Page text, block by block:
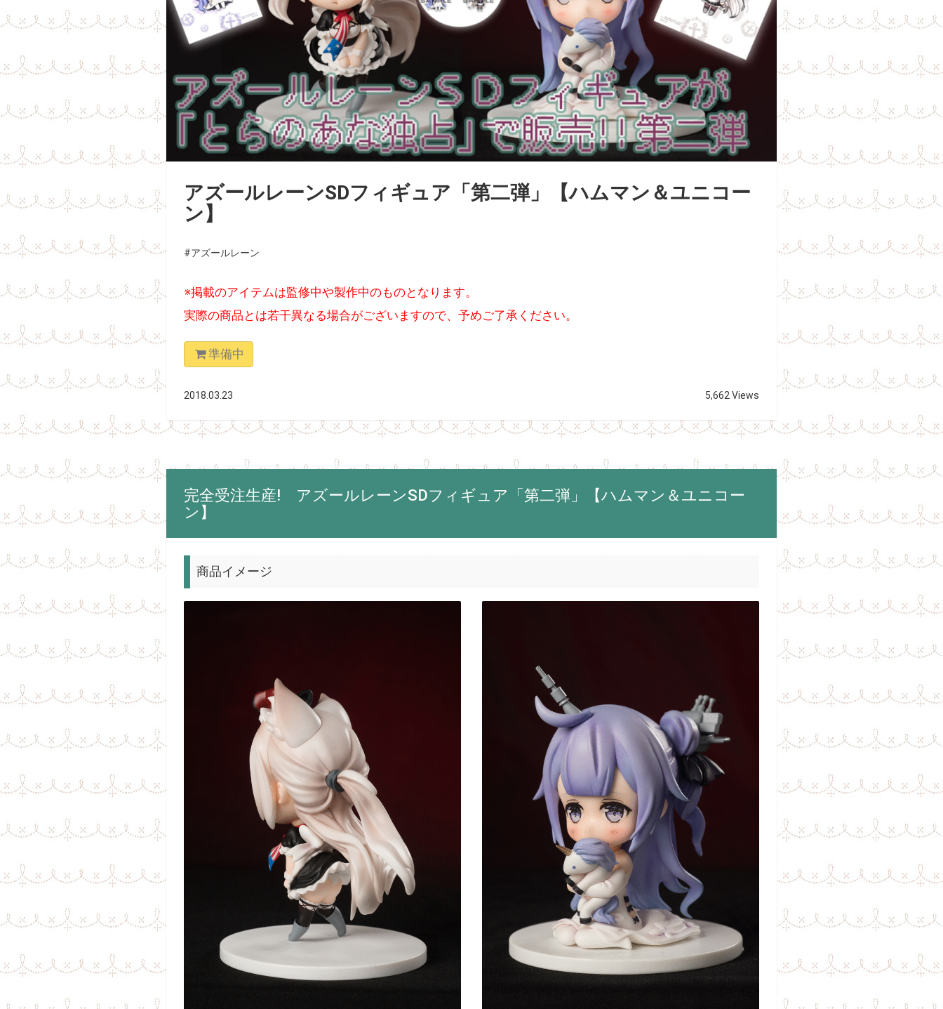
アズールレーンSDフィギュア「第二弾」【ハムマン＆ユニコー
ン】
#アズールレーン
※掲載のアイテムは監修中や製作中のものとなります。
実際の商品とは若干異なる場合がございますので、予めご了承ください。
準備中
2018.03.23 5,662 Views
完全受注生産! アズールレーンSDフィギュア「第二弾」【ハムマン＆ユニコー
ン】
商品イメージ